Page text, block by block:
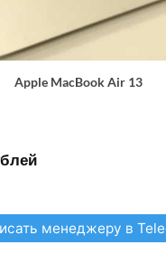
Apple MacBook Air 13
менеджеру в